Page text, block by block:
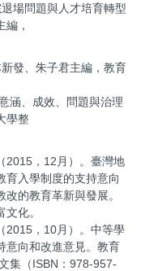
場問題與人才培育轉型
，
發、朱子君主編，教育
涵、成效、問題與治理
學整
2015，12月）。臺灣地
育入學制度的支持意向
的教育革新與發展。
化。
2015，10月）。中等學
意向和改進意見。教育
集（ISBN：978-957-